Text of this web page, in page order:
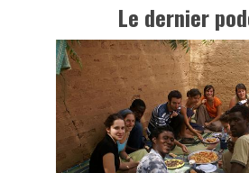
Le dernier